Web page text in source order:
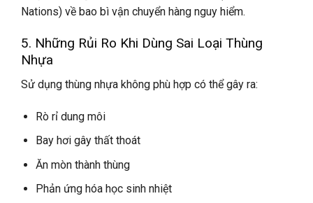
Nations) về bao bì vận chuyển hàng nguy hiểm.
5. Những Rủi Ro Khi Dùng Sai Loại Thùng
Nhựa
Sử dụng thùng nhựa không phù hợp có thể gây ra:
Rò rỉ dung môi
Bay hơi gây thất thoát
Ăn mòn thành thùng
Phản ứng hóa học sinh nhiệt